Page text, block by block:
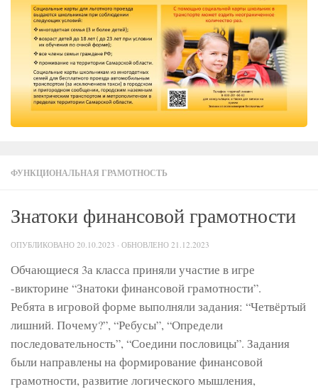
ФУНКЦИОНАЛЬНАЯ ГРАМОТНОСТЬ
Знатоки финансовой грамотности
ОПУБЛИКОВАНО 20.10.2023 · ОБНОВЛЕНО 21.12.2023
Обчающиеся 3а класса приняли участие в игре
-викторине “Знатоки финансовой грамотности”.
Ребята в игровой форме выполняли задания: “Четвёртый
лишний. Почему?”, “Ребусы”, “Определи
последовательность”, “Соедини пословицы”. Задания
были направлены на формирование финансовой
грамотности, развитие логического мышления,